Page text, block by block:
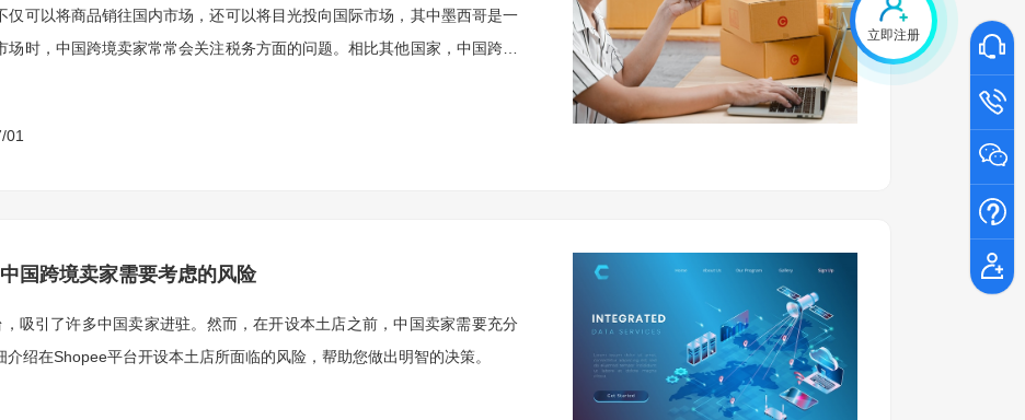
立即注册
可以将商品销往国内市场，还可以将目光投向国际市场，其中墨西哥是一
时，中国跨境卖家常常会关注税务方面的问题。相比其他国家，中国跨境
01
国跨境卖家需要考虑的风险
吸引了许多中国卖家进驻。然而，在开设本土店之前，中国卖家需要充分
绍在Shopee平台开设本土店所面临的风险，帮助您做出明智的决策。